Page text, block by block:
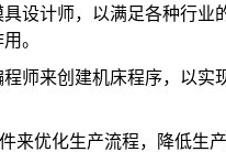
设计师，以满足各种行业
。
师来创建机床程序，以实
来优化生产流程，降低生